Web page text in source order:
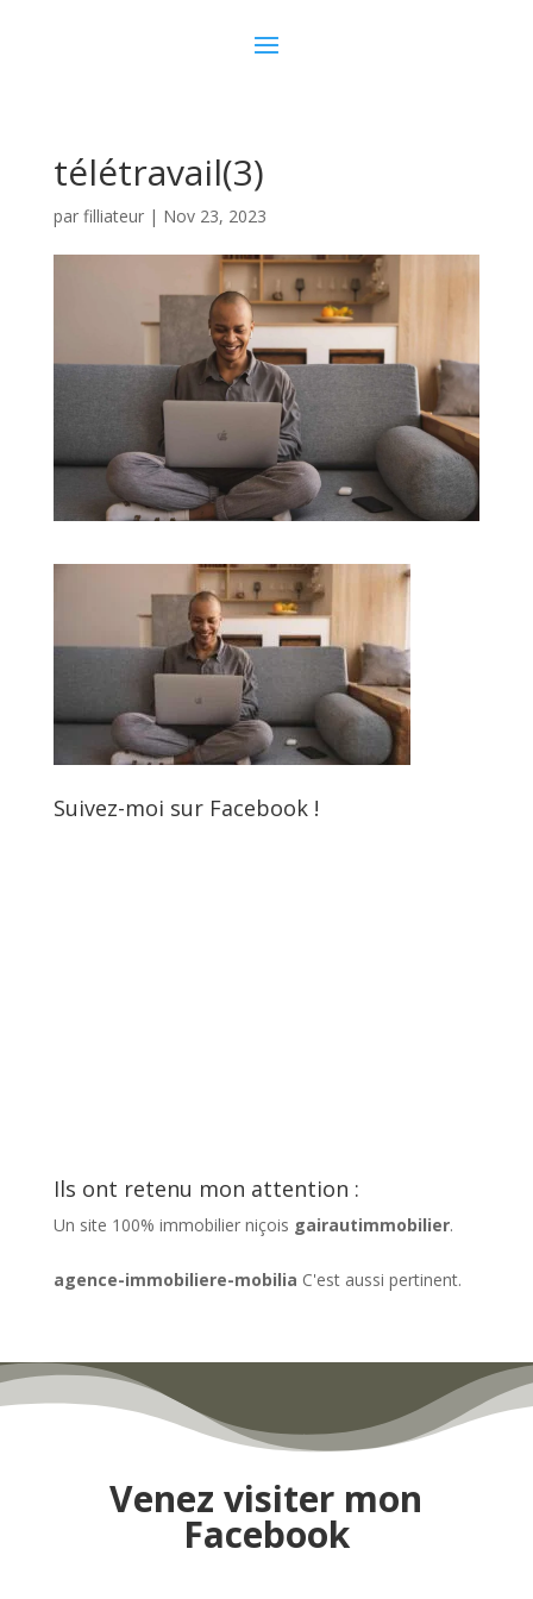
télétravail(3)
par filliateur| Nov 23, 2023
Suivez-moi sur Facebook !
Ils ont retenu mon attention :
Un site 100% immobilier niçois gairautimmobilier.
agence-immobiliere-mobilia C'est aussi pertinent.
Venez visiter mon
Facebook